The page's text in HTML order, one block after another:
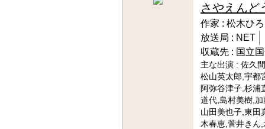
さやえんど
作家 : 松木ひ
放送局 : NET
収蔵先 : 国立
主な出演 : 佐久
松山英太郎,宇都
阿弥谷津子,杉浦
道代,島村美樹,
山田美也子,東田
木春恵,菅井きん